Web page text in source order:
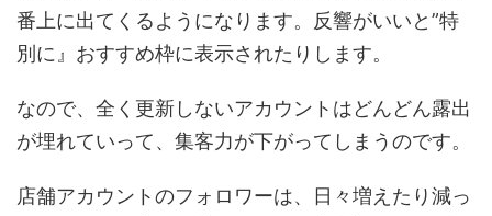
番上に出てくるようになります。反響がいいと”特
別に』おすすめ枠に表示されたりします。
なので、全く更新しないアカウントはどんどん露出
が埋れていって、集客力が下がってしまうのです。
店舗アカウントのフォロワーは、日々増えたり減っ